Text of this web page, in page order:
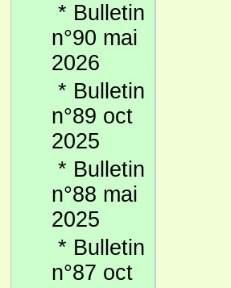
* Bulletin
n°90 mai
2026
* Bulletin
n°89 oct
2025
* Bulletin
n°88 mai
2025
* Bulletin
n°87 oct